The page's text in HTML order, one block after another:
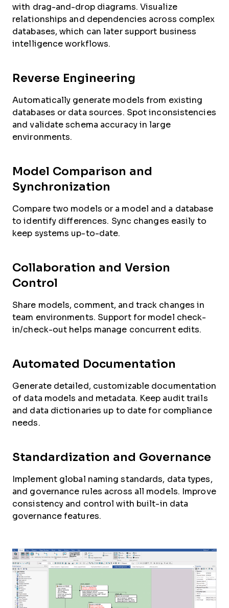
with drag-and-drop diagrams. Visualize
relationships and dependencies across complex
databases, which can later support business
intelligence workflows.
Reverse Engineering
Automatically generate models from existing
databases or data sources. Spot inconsistencies
and validate schema accuracy in large
environments.
Model Comparison and
Synchronization
Compare two models or a model and a database
to identify differences. Sync changes easily to
keep systems up-to-date.
Collaboration and Version
Control
Share models, comment, and track changes in
team environments. Support for model check-
in/check-out helps manage concurrent edits.
Automated Documentation
Generate detailed, customizable documentation
of data models and metadata. Keep audit trails
and data dictionaries up to date for compliance
needs.
Standardization and Governance
Implement global naming standards, data types,
and governance rules across all models. Improve
consistency and control with built-in data
governance features.